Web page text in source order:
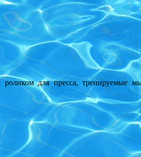
для пресса, тренируемые